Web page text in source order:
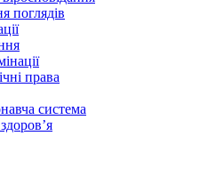
поглядів
права
система